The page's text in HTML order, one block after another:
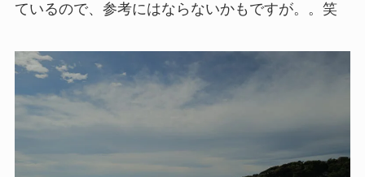
ているので、参考にはならないかもですが。。笑